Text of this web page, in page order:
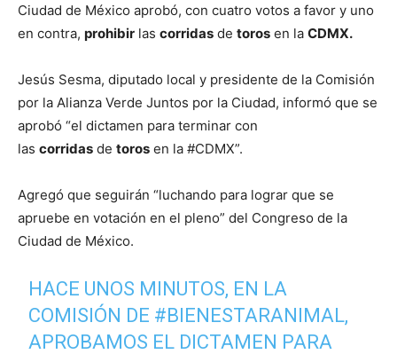
Ciudad de México aprobó, con cuatro votos a favor y uno
en contra, prohibir las corridas de toros en la CDMX.
Jesús Sesma, diputado local y presidente de la Comisión
por la Alianza Verde Juntos por la Ciudad, informó que se
aprobó “el dictamen para terminar con
las corridas de toros en la #CDMX”.
Agregó que seguirán “luchando para lograr que se
apruebe en votación en el pleno” del Congreso de la
Ciudad de México.
HACE UNOS MINUTOS, EN LA
COMISIÓN DE #BIENESTARANIMAL,
APROBAMOS EL DICTAMEN PARA